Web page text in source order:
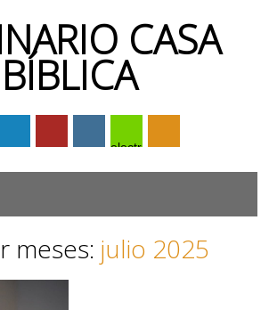
CASA
BÍBLICA
electrónico
meses: julio 2025